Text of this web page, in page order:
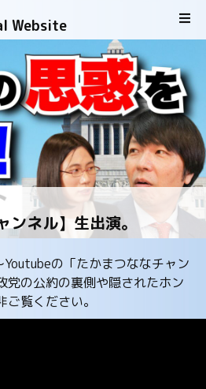
Website
ネル】生出演。
の「たかまつななチャン
党の公約の裏側や隠されたホン
覧ください。